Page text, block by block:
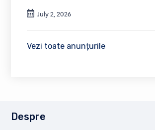
July 2, 2026
Vezi toate anunțurile
Despre